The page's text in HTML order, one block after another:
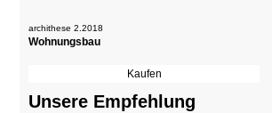
archithese 2.2018
Wohnungsbau
Unsere Empfehlung